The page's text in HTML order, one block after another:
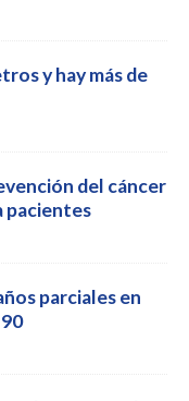
y hay más de
del cáncer
pacientes
parciales en